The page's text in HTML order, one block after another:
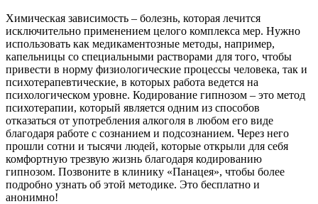
Химическая зависимость – болезнь, которая лечится
исключительно применением целого комплекса мер. Нужно
использовать как медикаментозные методы, например,
капельницы со специальными растворами для того, чтобы
привести в норму физиологические процессы человека, так и
психотерапевтические, в которых работа ведется на
психологическом уровне. Кодирование гипнозом – это метод
психотерапии, который является одним из способов
отказаться от употребления алкоголя в любом его виде
благодаря работе с сознанием и подсознанием. Через него
прошли сотни и тысячи людей, которые открыли для себя
комфортную трезвую жизнь благодаря кодированию
гипнозом. Позвоните в клинику «Панацея», чтобы более
подробно узнать об этой методике. Это бесплатно и
анонимно!